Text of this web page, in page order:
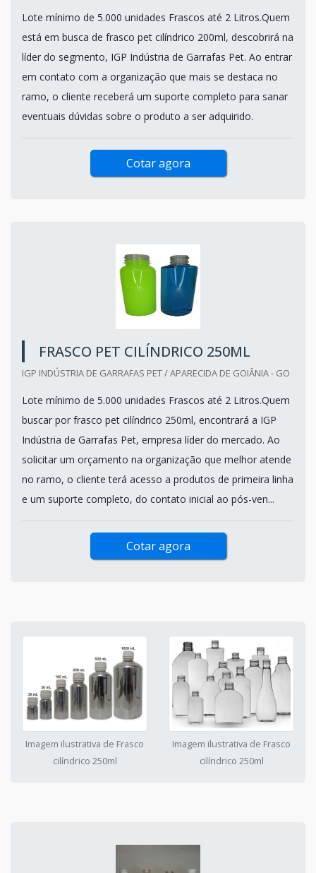
Lote mínimo de 5.000 unidades Frascos até 2 Litros.Quem
está em busca de frasco pet cilíndrico 200ml, descobrirá na
líder do segmento, IGP Indústria de Garrafas Pet. Ao entrar
em contato com a organização que mais se destaca no
ramo, o cliente receberá um suporte completo para sanar
eventuais dúvidas sobre o produto a ser adquirido.
Cotar agora
FRASCO PET CILÍNDRICO 250ML
IGP INDÚSTRIA DE GARRAFAS PET / APARECIDA DE GOIÂNIA - GO
Lote mínimo de 5.000 unidades Frascos até 2 Litros.Quem
buscar por frasco pet cilíndrico 250ml, encontrará a IGP
Indústria de Garrafas Pet, empresa líder do mercado. Ao
solicitar um orçamento na organização que melhor atende
no ramo, o cliente terá acesso a produtos de primeira linha
e um suporte completo, do contato inicial ao pós-ven...
Cotar agora
Imagem ilustrativa de Frasco
cilíndrico 250ml
Imagem ilustrativa de Frasco
cilíndrico 250ml